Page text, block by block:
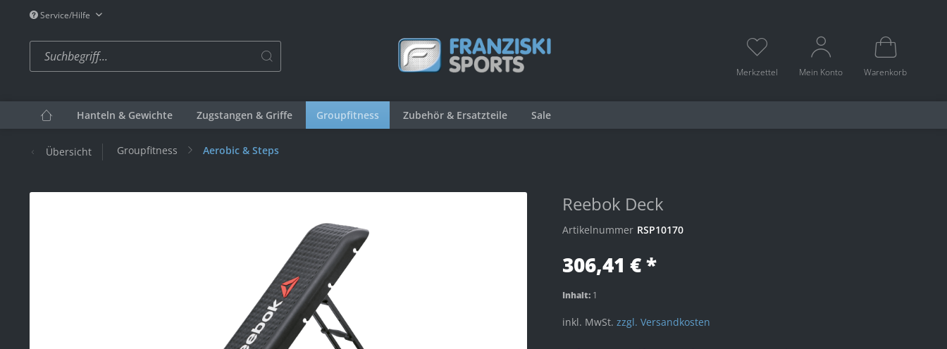
Service/Hilfe
Merkzettel Mein Konto Warenkorb
Hanteln & Gewichte Zugstangen & Griffe Groupfitness Zubehör & Ersatzteile Sale
Übersicht Groupfitness Aerobic & Steps
Reebok Deck
Artikelnummer RSP10170
306,41 € *
Inhalt: 1
inkl. MwSt. zzgl. Versandkosten